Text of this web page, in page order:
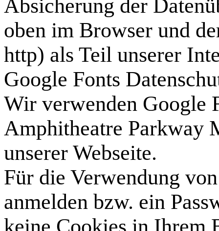
Absicherung der
oben im Browser und
http) als Teil unserer
Google Fonts
Wir verwenden Google
Amphitheatre Parkway
unserer Webseite.
Für die Verwendung
anmelden bzw. ein
keine Cookies in Ihrem